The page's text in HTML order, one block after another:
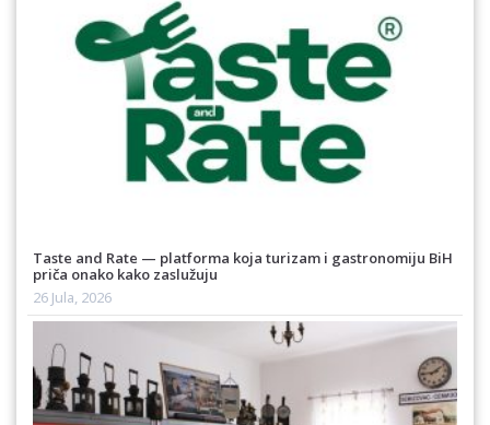
Taste and Rate — platforma koja turizam i gastronomiju BiH
priča onako kako zaslužuju
26 Jula, 2026